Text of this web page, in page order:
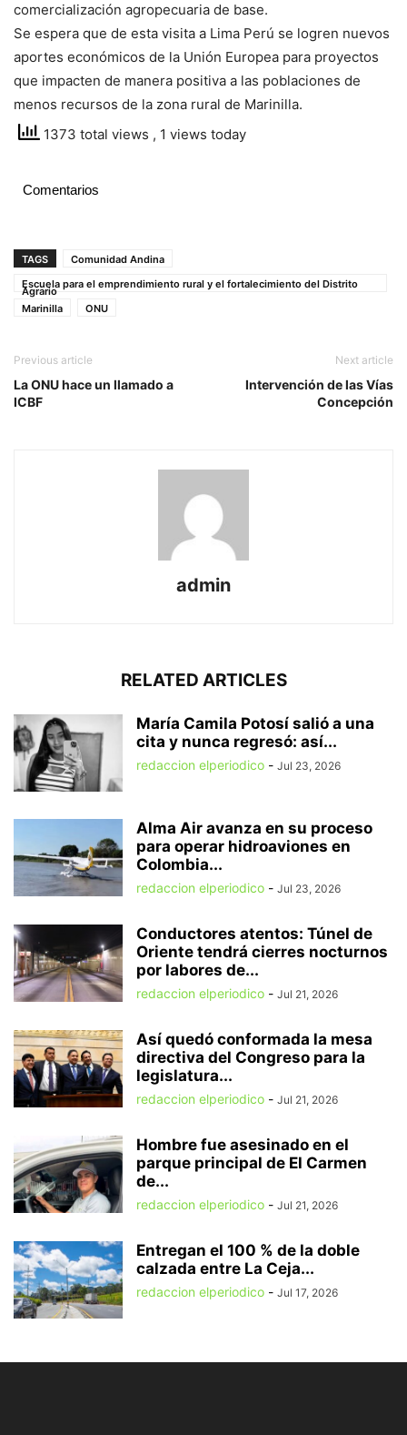
comercialización agropecuaria de base.
Se espera que de esta visita a Lima Perú se logren nuevos
aportes económicos de la Unión Europea para proyectos
que impacten de manera positiva a las poblaciones de
menos recursos de la zona rural de Marinilla.
1373 total views , 1 views today
Comentarios
TAGS
Comunidad Andina
Escuela para el emprendimiento rural y el fortalecimiento del Distrito
Agrario
Marinilla
ONU
Previous article
La ONU hace un llamado a
ICBF
Next article
Intervención de las Vías
Concepción
admin
RELATED ARTICLES
María Camila Potosí salió a una
cita y nunca regresó: así...
redaccion elperiodico - Jul 23, 2026
Alma Air avanza en su proceso
para operar hidroaviones en
Colombia...
redaccion elperiodico - Jul 23, 2026
Conductores atentos: Túnel de
Oriente tendrá cierres nocturnos
por labores de...
redaccion elperiodico - Jul 21, 2026
Así quedó conformada la mesa
directiva del Congreso para la
legislatura...
redaccion elperiodico - Jul 21, 2026
Hombre fue asesinado en el
parque principal de El Carmen
de...
redaccion elperiodico - Jul 21, 2026
Entregan el 100 % de la doble
calzada entre La Ceja...
redaccion elperiodico - Jul 17, 2026